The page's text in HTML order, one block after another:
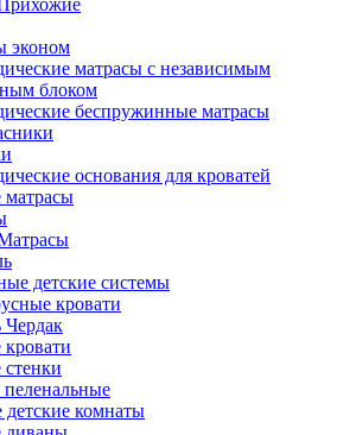
эконом
матрасы с независимым
блоком
беспружинные матрасы
основания для кроватей
матрасы
детские системы
кровати
Чердак
кровати
стенки
детские комнаты